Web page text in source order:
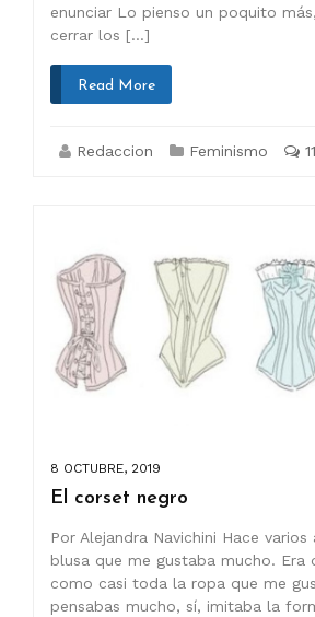
enunciar Lo pienso un poquito
cerrar los […]
Read More
Redaccion Feminismo 11
8 OCTUBRE, 2019
El corset negro
Por Alejandra Navichini Hace
blusa que me gustaba mucho. Era
como casi toda la ropa que me
pensabas mucho, sí, imitaba la